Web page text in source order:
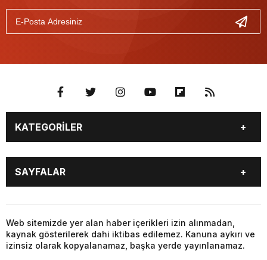
KATEGORİLER
GÜNDEM
SEKTÖR ÖZEL
DÜNYA
EKONOMİ
SPOR
SAYFALAR
DÜNYA
SİYASET
EKONOMİ
SPOR
Web sitemizde yer alan haber içerikleri izin alınmadan,
kaynak gösterilerek dahi iktibas edilemez. Kanuna aykırı ve
izinsiz olarak kopyalanamaz, başka yerde yayınlanamaz.